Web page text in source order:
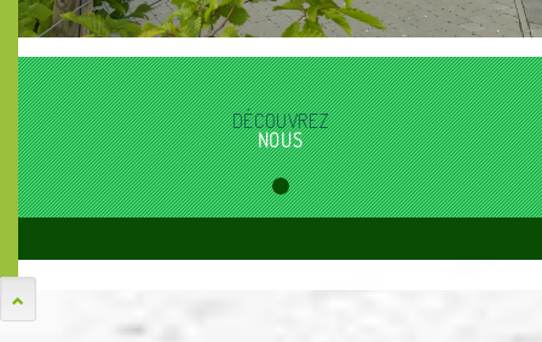
DÉCOUVREZ
NOUS
: filemtime(): stat failed for